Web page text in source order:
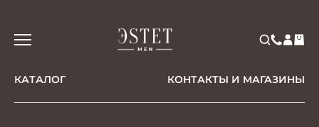
КАТАЛОГ КОНТАКТЫ И МАГАЗИНЫ